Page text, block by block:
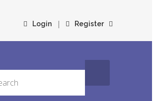
Login | Register